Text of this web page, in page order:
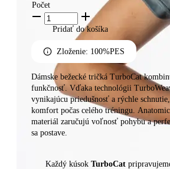
Počet
Pridať do košíka ​
Zloženie: 100%PES
Dámske bežecké tričká TurboCat
funkčnosť. Vďaka technológii
vynikajúcu priedušnosť a rýchle
komfort počas celého tréningu.
materiál zaručujú voľnosť pohybu a
sa postave.
​​Každý kúsok TurboCat